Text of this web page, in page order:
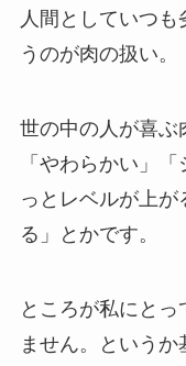
人間としていつも
うのが肉の扱い。
世の中の人が喜ぶ
「やわらかい」
っとレベルが上
る」とかです。
ところが私にとっ
ません。という